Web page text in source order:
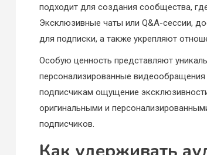
подходит для создания сообщества,
Эксклюзивные чаты или Q&A-сессии,
для подписки, а также укрепляют
Особую ценность представляют
персонализированные
подписчикам ощущение
оригинальными и
подписчиков.